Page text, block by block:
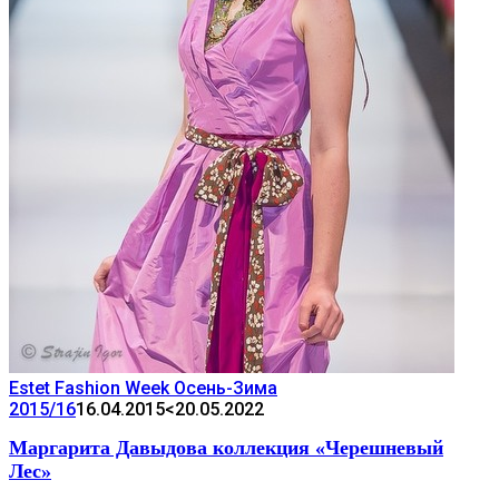
Estet Fashion Week Осень-Зима
2015/1616.04.2015<20.05.2022
Маргарита Давыдова коллекция «Черешневый
Лес»